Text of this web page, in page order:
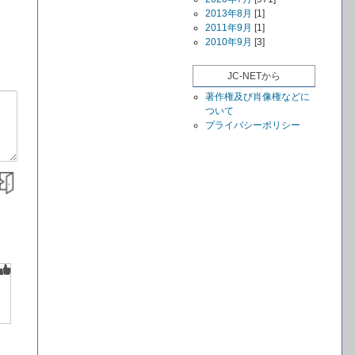
2013年8月 [1]
2011年9月 [1]
2010年9月 [3]
JC-NETから
著作権及び肖像権などに
ついて
プライバシーポリシー